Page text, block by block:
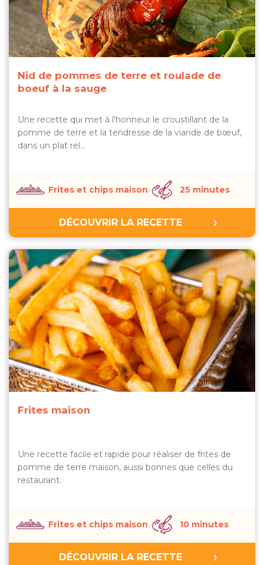
Nid de pommes de terre et roulade de
boeuf à la sauge
Une recette qui met à l'honneur le croustillant de la
pomme de terre et la tendresse de la viande de bœuf,
dans un plat rel…
Frites et chips maison 25 minutes
DÉCOUVRIR LA RECETTE
Frites maison
Une recette facile et rapide pour réaliser de frites de
pomme de terre maison, aussi bonnes que celles du
restaurant.
Frites et chips maison 10 minutes
DÉCOUVRIR LA RECETTE